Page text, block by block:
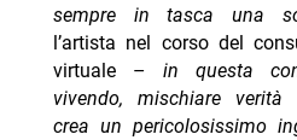
sempre in tasca una
l’artista nel corso del
virtuale – in questa
vivendo, mischiare
crea un pericolosissimo